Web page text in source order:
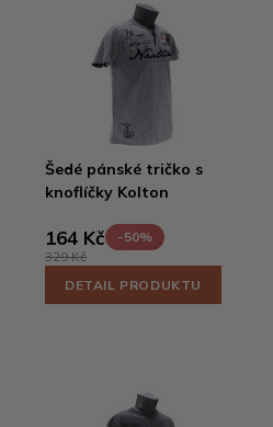
Šedé pánské tričko s
knoflíčky Kolton
164 Kč
-50%
329 Kč
DETAIL PRODUKTU